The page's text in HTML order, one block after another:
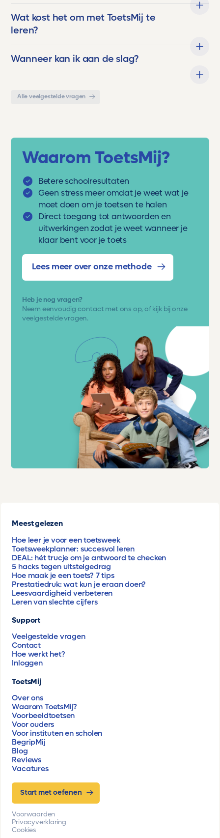
Wat kost het om met ToetsMij te
leren?
Wanneer kan ik aan de slag?
Alle veelgestelde vragen
Waarom ToetsMij?
Betere schoolresultaten
Geen stress meer omdat je weet wat je
moet doen om je toetsen te halen
Direct toegang tot antwoorden en
uitwerkingen zodat je weet wanneer je
klaar bent voor je toets
Lees meer over onze methode
Heb je nog vragen?
Neem eenvoudig contact met ons op, of kijk bij onze
veelgestelde vragen.
Meest gelezen
Hoe leer je voor een toetsweek
Toetsweekplanner: succesvol leren
DEAL: hét trucje om je antwoord te checken
5 hacks tegen uitstelgedrag
Hoe maak je een toets? 7 tips
Prestatiedruk: wat kun je eraan doen?
Leesvaardigheid verbeteren
Leren van slechte cijfers
Support
Veelgestelde vragen
Contact
Hoe werkt het?
Inloggen
ToetsMij
Over ons
Waarom ToetsMij?
Voorbeeldtoetsen
Voor ouders
Voor instituten en scholen
BegripMij
Blog
Reviews
Vacatures
Start met oefenen
Voorwaarden
Privacyverklaring
Cookies